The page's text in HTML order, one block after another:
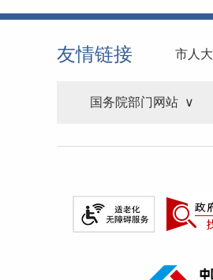
友情链接 市人大
国务院部门网站